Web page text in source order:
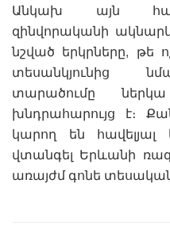
Անկախ այն
զինվորականի
նշված երկրները, թե
տեսանկյունից
տարածումը
խնդրահարույց է։
կարող են հավելյալ
վտանգել Երևանի
առայժմ գոնե տեսական